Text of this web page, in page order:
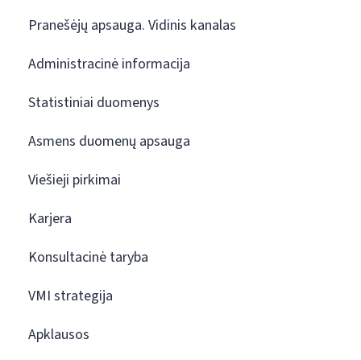
Pranešėjų apsauga. Vidinis kanalas
Administracinė informacija
Statistiniai duomenys
Asmens duomenų apsauga
Viešieji pirkimai
Karjera
Konsultacinė taryba
VMI strategija
Apklausos